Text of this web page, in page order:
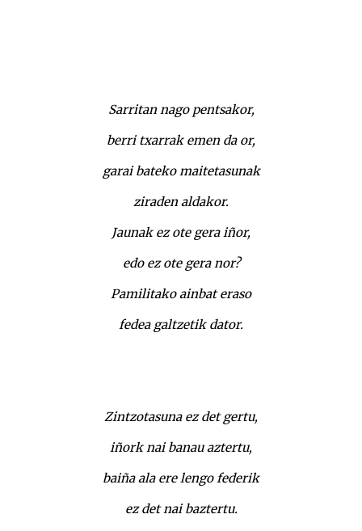
Sarritan nago pentsakor,
berri txarrak emen da or,
garai bateko maitetasunak
ziraden aldakor.
Jaunak ez ote gera iñor,
edo ez ote gera nor?
Pamilitako ainbat eraso
fedea galtzetik dator.
Zintzotasuna ez det gertu,
iñork nai banau aztertu,
baiña ala ere lengo federik
ez det nai baztertu.